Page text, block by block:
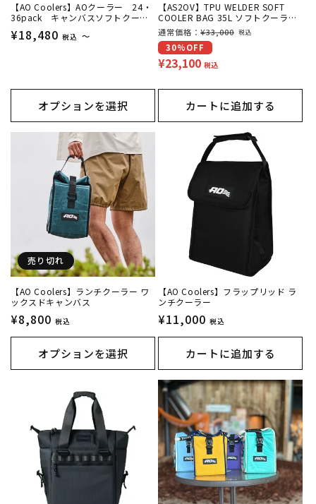
【AO Coolers】AOクーラー 24・
36pack キャンバスソフトクーラ
通
格
¥18,480 税込 ～
オプションを選択
【AS2OV】TPU WELDER SOFT
COOLER BAG 35L ソフトクーラー
バッグ 420D TPU WELDER SERIES
通
常
価
格
通常価格： ¥33,000 税込
セ
ー
30%OFF
¥23,100 税込
カートに追加する
売り切れ
【AO Coolers】ランチクーラー ワ
ックスドキャンバス
通
常
格
¥8,800 税込
オプションを選択
【AO Coolers】フラップリッド ラ
ンチクーラー
通
常
格
¥11,000 税込
カートに追加する